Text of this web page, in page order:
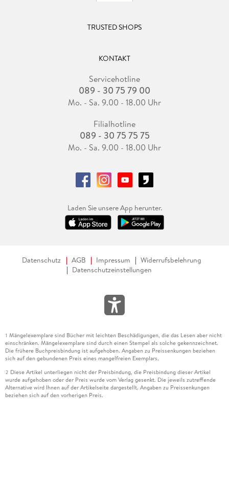
TRUSTED SHOPS
KONTAKT
Servicehotline
089 - 30 75 79 00
Mo. - Sa. 9.00 - 18.00 Uhr
Filialhotline
089 - 30 75 75 75
Mo. - Sa. 9.00 - 18.00 Uhr
Laden Sie unsere App herunter.
Datenschutz AGB Impressum
Widerrufsbelehrung
Datenschutzeinstellungen
1 Mängelexemplare sind Bücher mit leichten Beschädigungen, die das Lesen aber nicht
einschränken. Mängelexemplare sind durch einen Stempel als solche gekennzeichnet.
Die frühere Buchpreisbindung ist aufgehoben. Angaben zu Preissenkungen beziehen
sich auf den gebundenen Preis eines mangelfreien Exemplars.
2 Diese Artikel unterliegen nicht der Preisbindung, die Preisbindung dieser Artikel
wurde aufgehoben oder der Preis wurde vom Verlag gesenkt. Die jeweils zutreffende
Alternative wird Ihnen auf der Artikelseite dargestellt. Angaben zu Preissenkungen
beziehen sich auf den vorherigen Preis.